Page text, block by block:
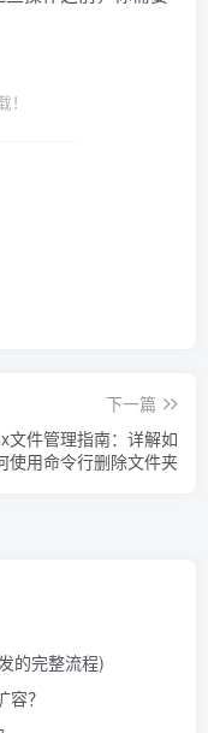
下一篇
文件管理指南：详解如
使用命令行删除文件夹
的完整流程)
？